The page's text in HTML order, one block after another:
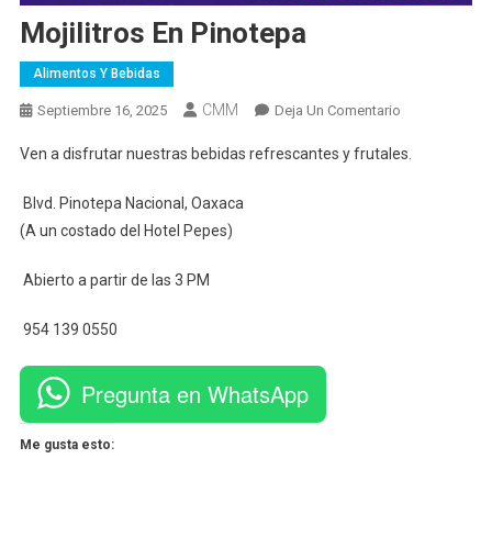
Mojilitros En Pinotepa
Alimentos Y Bebidas
Septiembre 16, 2025 CMM Deja Un ComentarioEn
En
Ven a disfrutar nuestras bebidas refrescantes y frutales.
Blvd. Pinotepa Nacional, Oaxaca
(A un costado del Hotel Pepes)
Abierto a partir de las 3 PM
954 139 0550
Pregunta en WhatsApp
Me gusta esto: